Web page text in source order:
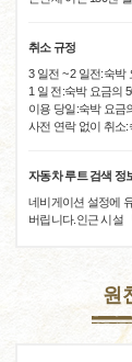
취소 규정
3 일전 ~ 2 일전:숙박
1 일 전:숙박 요금의
이용 당일:숙박 요금
사전 연락 없이 취소:
자동차 루트 검색 정
네비게이션 설정에
버립니다.인근 시설
원